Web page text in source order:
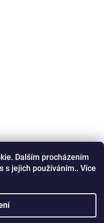
Dalším procházením
s jejich používáním.. Více